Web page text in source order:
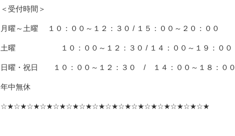
＜受付時間＞
月曜～土曜 １０：００～１２：３０ / １５：００～２０：００
土曜 １０：００～１２：３０ / １４：００～１９：００
日曜・祝日 １０：００～１２：３０ / １４：００～１８：００
年中無休
☆★☆★☆★☆★☆★☆★☆★☆★☆★☆★☆★☆★☆★☆★☆★☆★